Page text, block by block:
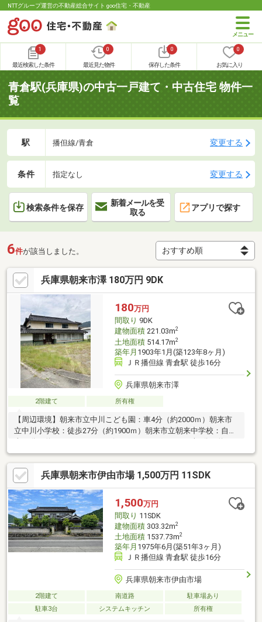
NTTグループ運営の不動産総合サイト goo住宅・不動産
1
最近検索した条件
0
最近見た物件
0
保存した条件
0
お気に入り
青倉駅(兵庫県)の中古一戸建て・中古住宅 物件一
覧
駅 播但線/青倉 変更する
条件 指定なし 変更する
検索条件を保存
新着メールを受
取る
アプリで探す
6件が該当しました。
兵庫県朝来市澤 180万円 9DK
180万円
間取り 9DK
建物面積221.03m2
土地面積514.17m2
築年月 1903年1月(築123年8ヶ月)
ＪＲ播但線 青倉駅 徒歩16分
兵庫県朝来市澤
2階建て 所有権
【周辺環境】朝来市立中川こども園：車4分（約2000ｍ）朝来市
立中川小学校：徒歩27分（約1900ｍ）朝来市立朝来中学校：自転
3700m）ローソン和田山久世田店：車5分（約3300m）中川郵便
局：徒歩9分（約700m）ＪＡたじま朝来支店：車5分（約3700m）
＼敷地１５３．６９坪の中古戸建／※築年数は、登記では確認で
きないため朝来市に確認したものを記載しています。※5筆あり
（3筆宅地508㎡、用悪水路6.1㎡）※現況渡し※法定外公共物あり
現地案内随時受け付けております！是非、お問い合わせくださ
い。
兵庫県朝来市伊由市場 1,500万円 11SDK
1,500万円
間取り 11SDK
建物面積303.32m2
土地面積1537.73m2
築年月 1975年6月(築51年3ヶ月)
ＪＲ播但線 青倉駅 徒歩16分
兵庫県朝来市伊由市場
2階建て 南道路
駐車場あり
駐車3台
システムキッチン 所有権